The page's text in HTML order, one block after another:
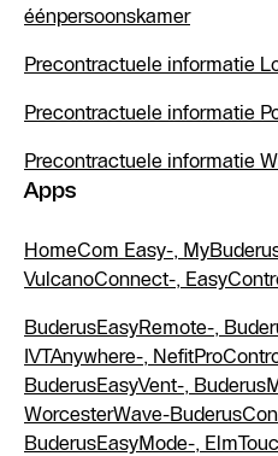
éénpersoonskamer
Precontractuele informatie
Precontractuele informatie
Precontractuele informatie
Apps
HomeCom Easy-,
VulcanoConnect-,
BuderusEasyRemote-,
IVTAnywhere-,
BuderusEasyVent-,
WorcesterWave-
BuderusEasyMode-,